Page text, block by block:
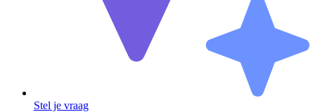
Stel je vraag